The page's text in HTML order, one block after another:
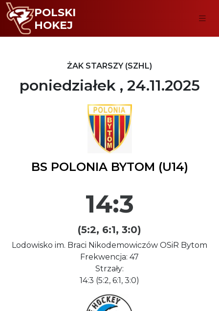
POLSKI
HOKEJ
ŻAK STARSZY (SZHL)
poniedziałek , 24.11.2025
BS POLONIA BYTOM (U14)
14:3
(5:2, 6:1, 3:0)
Lodowisko im. Braci Nikodemowiczów OSiR Bytom
Frekwencja: 47
Strzały:
14:3 (5:2, 6:1, 3:0)